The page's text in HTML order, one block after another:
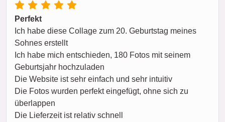
Perfekt
Ich habe diese Collage zum 20. Geburtstag meines
Sohnes erstellt
Ich habe mich entschieden, 180 Fotos mit seinem
Geburtsjahr hochzuladen
Die Website ist sehr einfach und sehr intuitiv
Die Fotos wurden perfekt eingefügt, ohne sich zu
überlappen
Die Lieferzeit ist relativ schnell